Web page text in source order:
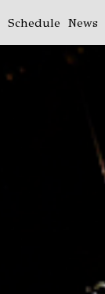
Schedule News